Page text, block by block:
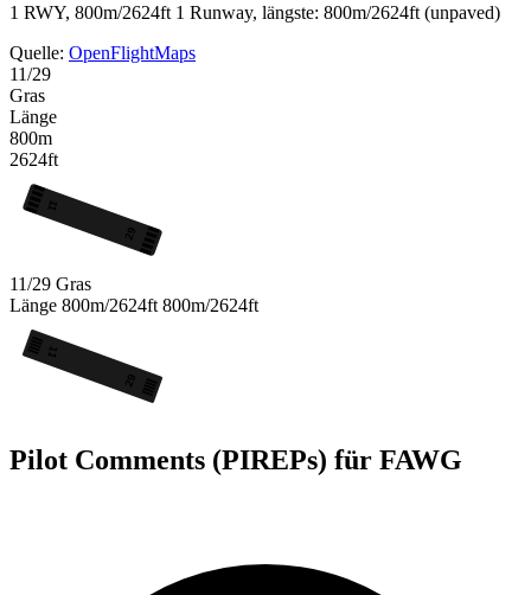
1 RWY, 800m/2624ft 1 Runway, längste: 800m/2624ft (unpaved)
Quelle: OpenFlightMaps
11/29
Gras
Länge
800m
2624ft
29
11
11/29 Gras
Länge 800m/2624ft 800m/2624ft
29
11
Pilot Comments (PIREPs) für FAWG